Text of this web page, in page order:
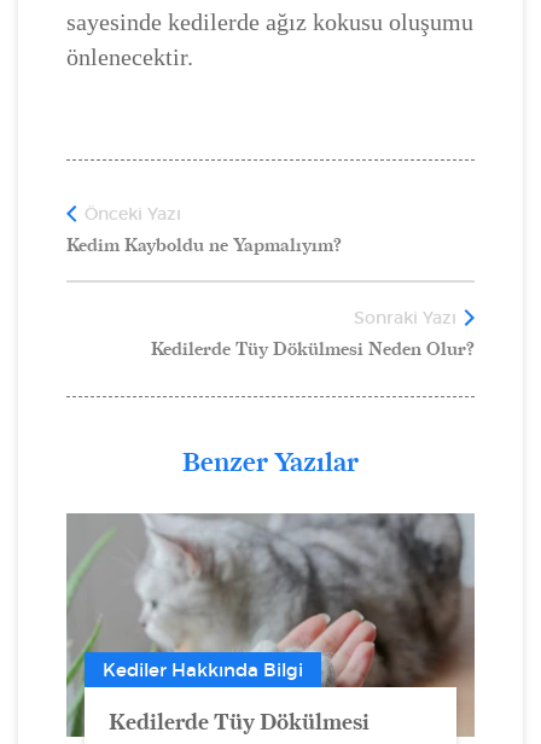
sayesinde kedilerde ağız kokusu oluşumu
önlenecektir.
Önceki Yazı
Kedim Kayboldu ne Yapmalıyım?
Sonraki Yazı
Kedilerde Tüy Dökülmesi Neden Olur?
Benzer Yazılar
Kediler Hakkında Bilgi
Kedilerde Tüy Dökülmesi